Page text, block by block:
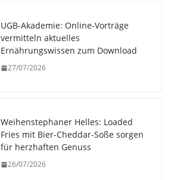
UGB-Akademie: Online-Vorträge
vermitteln aktuelles
Ernährungswissen zum Download
27/07/2026
Weihenstephaner Helles: Loaded
Fries mit Bier-Cheddar-Soße sorgen
für herzhaften Genuss
26/07/2026